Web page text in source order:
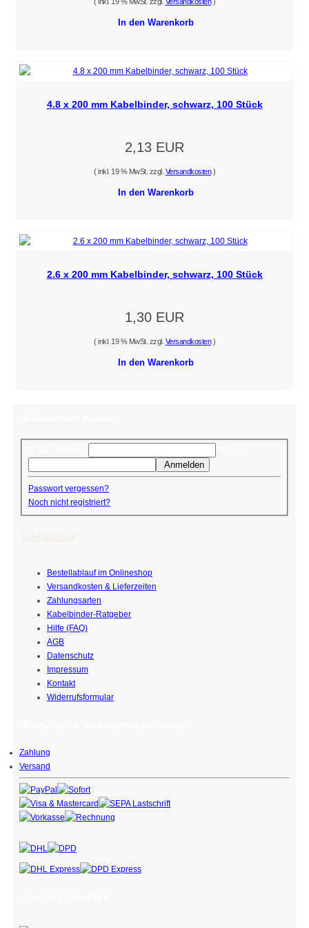
In den Warenkorb
4.8 x 200 mm Kabelbinder, schwarz, 100 Stück
2,13 EUR
( inkl. 19 % MwSt. zzgl. Versandkosten)
In den Warenkorb
2.6 x 200 mm Kabelbinder, schwarz, 100 Stück
1,30 EUR
( inkl. 19 % MwSt. zzgl. Versandkosten)
In den Warenkorb
Anmelden
Passwort vergessen?
Noch nicht registriert?
Bestellablauf im Onlineshop
Versandkosten & Lieferzeiten
Zahlungsarten
Kabelbinder-Ratgeber
Hilfe (FAQ)
AGB
Datenschutz
Impressum
Kontakt
Widerrufsformular
Zahlung
Versand